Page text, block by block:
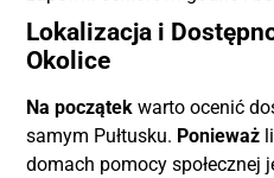
Lokalizacja i
Okolice
Na początek warto ocenić
samym Pułtusku. Ponieważ
domach pomocy społecznej